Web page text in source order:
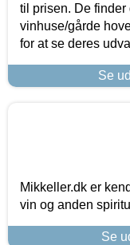
til prisen. De
vinhuse/gårde
for at se deres
Se
Mikkeller.dk er
vin og anden
Se